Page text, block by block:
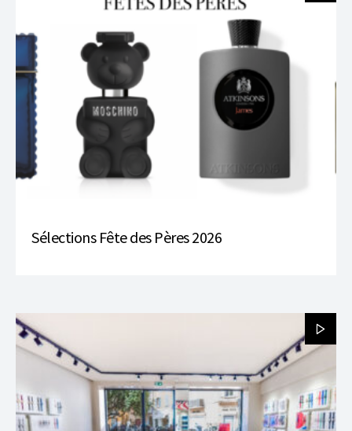
Sélections Fête des Pères 2026